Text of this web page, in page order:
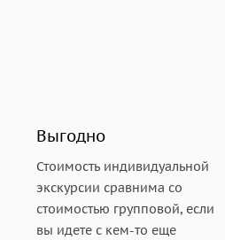
Выгодно
Стоимость индивидуальной
экскурсии сравнима со
стоимостью групповой, если
вы идете с кем-то еще